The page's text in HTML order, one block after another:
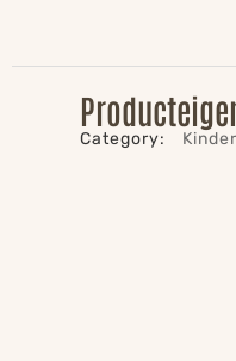
Category: